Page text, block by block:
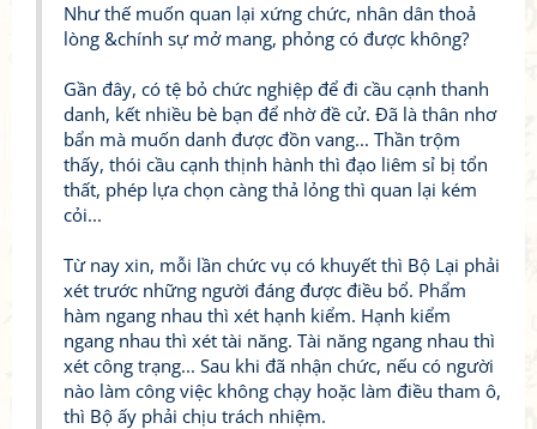
Như thế muốn quan lại xứng chức, nhân dân thoả
lòng &chính sự mở mang, phỏng có được không?
Gần đây, có tệ bỏ chức nghiệp để đi cầu cạnh thanh
danh, kết nhiều bè bạn để nhờ đề cử. Đã là thân nhơ
bẩn mà muốn danh được đồn vang... Thần trộm
thấy, thói cầu cạnh thịnh hành thì đạo liêm sỉ bị tổn
thất, phép lựa chọn càng thả lỏng thì quan lại kém
cỏi...
Từ nay xin, mỗi lần chức vụ có khuyết thì Bộ Lại phải
xét trước những người đáng được điều bổ. Phẩm
hàm ngang nhau thì xét hạnh kiểm. Hạnh kiểm
ngang nhau thì xét tài năng. Tài năng ngang nhau thì
xét công trạng... Sau khi đã nhận chức, nếu có người
nào làm công việc không chạy hoặc làm điều tham ô,
thì Bộ ấy phải chịu trách nhiệm.